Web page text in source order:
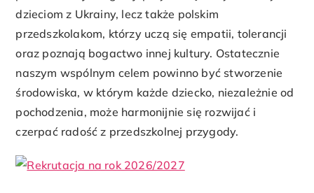
dzieciom z Ukrainy, lecz także polskim
przedszkolakom, którzy uczą się empatii, tolerancji
oraz poznają bogactwo innej kultury. Ostatecznie
naszym wspólnym celem powinno być stworzenie
środowiska, w którym każde dziecko, niezależnie od
pochodzenia, może harmonijnie się rozwijać i
czerpać radość z przedszkolnej przygody.